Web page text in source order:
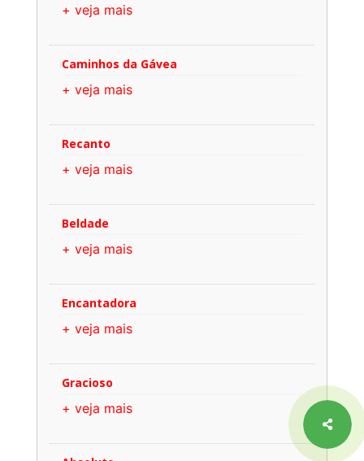
+ veja mais
Caminhos da Gávea
+ veja mais
Recanto
+ veja mais
Beldade
+ veja mais
Encantadora
+ veja mais
Gracioso
+ veja mais